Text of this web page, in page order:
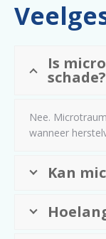
Is
schade?
Nee.
wanneer
Kan